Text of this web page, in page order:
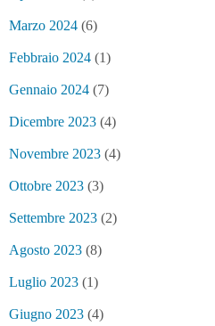
Marzo 2024 (6)
Febbraio 2024 (1)
Gennaio 2024 (7)
Dicembre 2023 (4)
Novembre 2023 (4)
Ottobre 2023 (3)
Settembre 2023 (2)
Agosto 2023 (8)
Luglio 2023 (1)
Giugno 2023 (4)